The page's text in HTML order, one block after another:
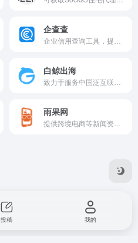
企查查
白鲸出海
雨果网
投稿 我的